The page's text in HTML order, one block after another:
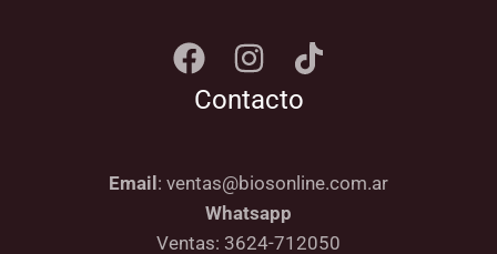
Contacto
Email: ventas@biosonline.com.ar
Whatsapp
Ventas: 3624-712050